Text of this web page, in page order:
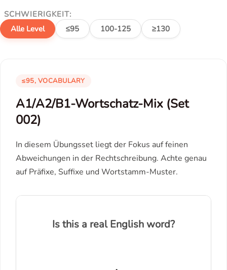
SCHWIERIGKEIT:
Alle Level
≤95 100-125 ≥130
≤95, VOCABULARY
A1/A2/B1-Wortschatz-Mix (Set
002)
In diesem Übungsset liegt der Fokus auf feinen
Abweichungen in der Rechtschreibung. Achte genau
auf Präfixe, Suffixe und Wortstamm-Muster.
Is this a real English word?